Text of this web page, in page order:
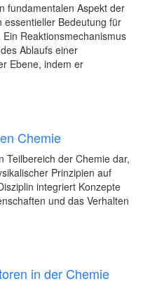
fundamentalen Aspekt der
essentieller Bedeutung für
Reaktionsmechanismus
Ablaufs einer
Ebene, indem er
Chemie
Teilbereich der Chemie dar,
Prinzipien auf
integriert Konzepte
und das Verhalten
in der Chemie